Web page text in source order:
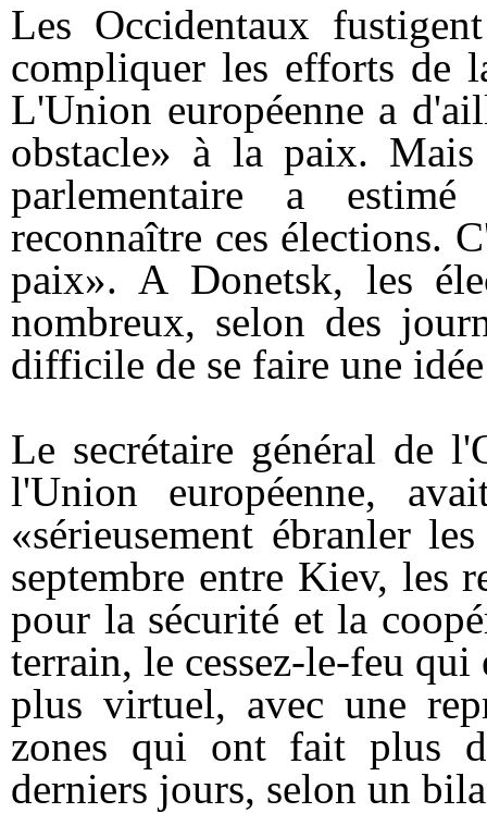
Les Occidentaux
compliquer les efforts de
L'Union européenne a
obstacle» à la paix.
parlementaire a
reconnaître ces élections.
paix». A Donetsk, les
nombreux, selon des
difficile de se faire une
Le secrétaire général de
l'Union européenne,
«sérieusement ébranler
septembre entre Kiev, les
pour la sécurité et la
terrain, le cessez-le-feu qui
plus virtuel, avec une
zones qui ont fait plus
derniers jours, selon un